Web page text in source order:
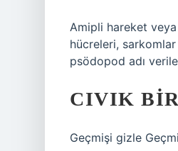
Amipli hareket
hücreleri,
psödopod adı
CIVIK
Geçmişi gizle